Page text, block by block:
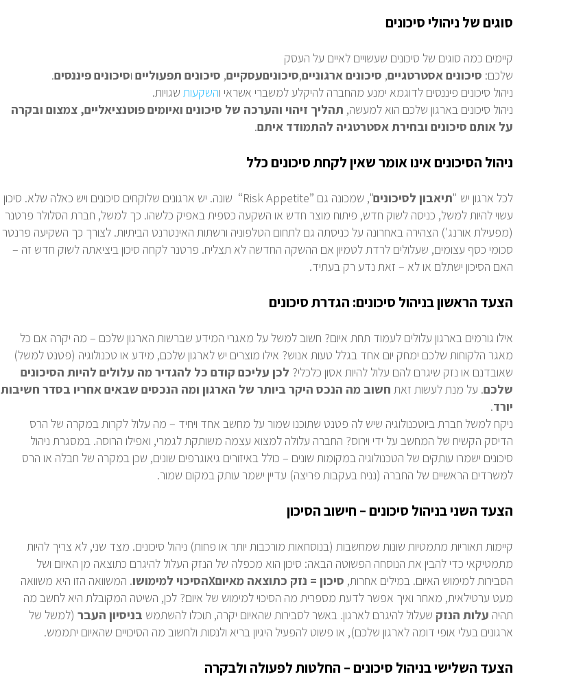
סוגים של ניהולי סיכונים
קיימים כמה סוגים של סיכונים שעשויים לאיים על העסק
שלכם: סיכוניםאסטרטגיים, סיכוניםארגוניים,סיכוניםעסקיים, סיכונים תפעוליים וסיכונים פיננסים.
ניהול סיכונים פיננסים לדוגמא ימנע מהחברה להיקלע למשברי אשראי והשקעות שגויות.
ניהול סיכונים בארגון שלכם הוא למעשה, תהליך זיהוי והערכה של סיכונים ואיומים פוטנציאליים, צמצום ובקרה
על אותם סיכונים ובחירת אסטרטגיה להתמודד איתם.
ניהול הסיכונים אינו אומר שאין לקחת סיכונים כלל
לכל ארגון יש "תיאבון לסיכונים", שמכונה גם “Risk Appetite” שונה. יש ארגונים שלוקחים סיכונים ויש כאלה שלא. סיכון
עשוי להיות למשל, כניסה לשוק חדש, פיתוח מוצר חדש או השקעה כספית באפיק כלשהו. כך למשל, חברת הסלולר פרטנר
(מפעילת אורנג') הצהירה באחרונה על כניסתה גם לתחום הטלפוניה ורשתות האינטרנט הביתיות. לצורך כך השקיעה פרנטר
סכומי כסף עצומים, שעלולים לרדת לטמיון אם ההשקה החדשה לא תצליח. פרטנר לקחה סיכון ביציאתה לשוק חדש זה –
האם הסיכון ישתלם או לא – זאת נדע רק בעתיד.
הצעד הראשון בניהול סיכונים: הגדרת סיכונים
אילו גורמים בארגון עלולים לעמוד תחת איום? חשוב למשל על מאגרי המידע שברשות הארגון שלכם – מה יקרה אם כל
מאגר הלקוחות שלכם ימחק יום אחד בגלל טעות אנוש? אילו מוצרים יש לארגון שלכם, מידע או טכנולוגיה (פטנט למשל)
שאובדנם או נזק שיגרם להם עלול להיות אסון כלכלי? לכן עליכם קודם כל להגדיר מה עלולים להיות הסיכונים
שלכם. על מנת לעשות זאת חשוב מה הנכס היקר ביותר של הארגון ומה הנכסים שבאים אחריו בסדר חשיבות
יורד.
ניקח למשל חברת ביוטכנולוגיה שיש לה פטנט שתוכנו שמור על מחשב אחד ויחיד – מה עלול לקרות במקרה של הרס
הדיסק הקשיח של המחשב על ידי וירוס? החברה עלולה למצוא עצמה משותקת לגמרי, ואפילו הרוסה. במסגרת ניהול
סיכונים ישמרו עותקים של הטכנולוגיה במקומות שונים – כולל באיזורים גיאוגרפים שונים, שכן במקרה של חבלה או הרס
למשרדים הראשיים של החברה (נניח בעקבות פריצה) עדיין ישמר עותק במקום שמור.
הצעד השני בניהול סיכונים – חישוב הסיכון
קיימות תאוריות מתמטיות שונות שמחשבות (בנוסחאות מורכבות יותר או פחות) ניהול סיכונים. מצד שני, לא צריך להיות
מתמטיקאי כדי להבין את הנוסחה הפשוטה הבאה: סיכון הוא מכפלה של הנזק העלול להיגרם כתוצאה מן האיום ושל
הסבירות למימוש האיום. במילים אחרות, סיכון = נזק כתוצאה מאיוםXהסיכוי למימושו. המשוואה הזו היא משוואה
מעט ערטילאית, מאחר ואיך אפשר לדעת מספרית מה הסיכוי למימוש של איום? לכן, השיטה המקובלת היא לחשב מה
תהיה עלות הנזק שעלול להיגרם לארגון. באשר לסבירות שהאיום יקרה, תוכלו להשתמש בניסיון העבר (למשל של
ארגונים בעלי אופי דומה לארגון שלכם), או פשוט להפעיל היגיון בריא ולנסות ולחשוב מה הסיכויים שהאיום יתממש.
הצעד השלישי בניהול סיכונים – החלטות לפעולה ולבקרה